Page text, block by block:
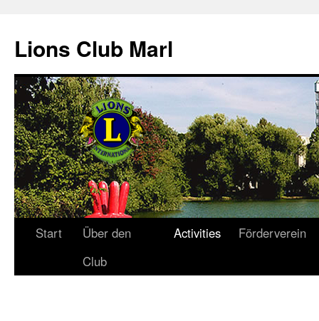
springen
Lions Club Marl
Start
Über den
Club
Activities Förderverein